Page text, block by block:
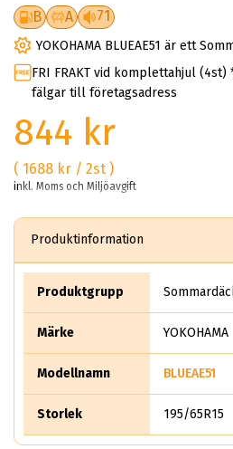
B A 71
YOKOHAMA BLUEAE51 är ett
FRI FRAKT vid komplettahjul
fälgar till företagsadress
844 kr
( 1688 kr / 2st )
inkl. Moms och Miljöavgift
Produktinformation
Produktgrupp
Märke YOKOHAMA
Modellnamn BLUEAE51
Storlek 195/65R15